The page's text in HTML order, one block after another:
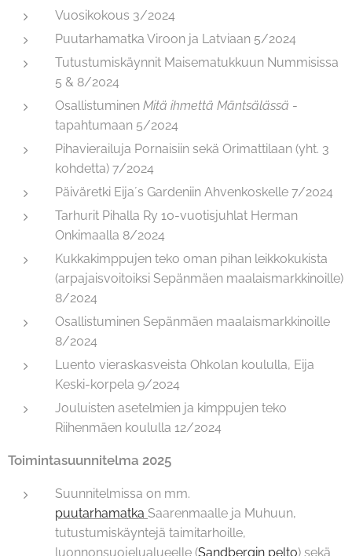
Vuosikokous 3/2024
Puutarhamatka Viroon ja Latviaan 5/2024
Tutustumiskäynnit Maisematukkuun Nummisissa
5 & 8/2024
Osallistuminen Mitä ihmettä Mäntsälässä -
tapahtumaan 5/2024
Pihavierailuja Pornaisiin sekä Orimattilaan (yht. 3
kohdetta) 7/2024
Päiväretki Eija´s Gardeniin Ahvenkoskelle 7/2024
Tarhurit Pihalla Ry 10-vuotisjuhlat Herman
Onkimaalla 8/2024
Kukkakimppujen teko oman pihan leikkokukista
(arpajaisvoitoiksi Sepänmäen maalaismarkkinoille)
8/2024
Osallistuminen Sepänmäen maalaismarkkinoille
8/2024
Luento vieraskasveista Ohkolan koululla, Eija
Keski-korpela 9/2024
Jouluisten asetelmien ja kimppujen teko
Riihenmäen koululla 12/2024
Toimintasuunnitelma 2025
Suunnitelmissa on mm.
puutarhamatka Saarenmaalle ja Muhuun,
tutustumiskäyntejä taimitarhoille,
luonnonsuojelualueelle (Sandbergin pelto) sekä